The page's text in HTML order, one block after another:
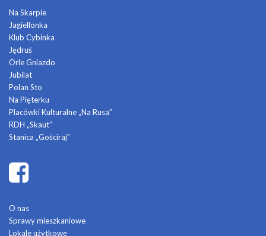
Na Skarpie
Jagiellonka
Klub Cybinka
Jędruś
Orle Gniazdo
Jubilat
Polan Sto
Na Pięterku
Placówki Kulturalne „Na Rusa”
RDH „Skaut”
Stanica „Gościraj”
O nas
Sprawy mieszkaniowe
Lokale użytkowe